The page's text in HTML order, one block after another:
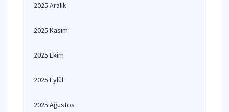
2025 Aralık
2025 Kasım
2025 Ekim
2025 Eylül
2025 Ağustos